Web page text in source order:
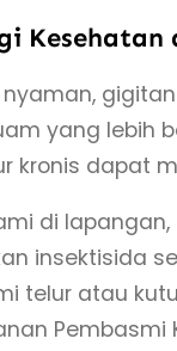
yang lebih
kronis dapat
di
insektisida
telur atau